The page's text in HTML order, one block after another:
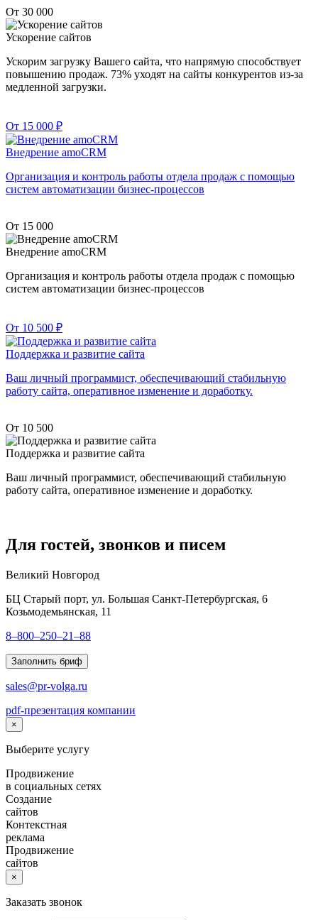
От 30 000
Ускорение сайтов
Ускорим загрузку Вашего сайта, что напрямую способствует
повышению продаж. 73% уходят на сайты конкурентов из-за
медленной загрузки.
От 15 000 ₽
Внедрение amoCRM
Организация и контроль работы отдела продаж с помощью
систем автоматизации бизнес-процессов
От 15 000
Внедрение amoCRM
Организация и контроль работы отдела продаж с помощью
систем автоматизации бизнес-процессов
От 10 500 ₽
Поддержка и развитие сайта
Ваш личный программист, обеспечивающий стабильную
работу сайта, оперативное изменение и доработку.
От 10 500
Поддержка и развитие сайта
Ваш личный программист, обеспечивающий стабильную
работу сайта, оперативное изменение и доработку.
Для гостей, звонков и писем
Великий Новгород
БЦ Старый порт, ул. Большая Санкт-Петербургская, 6
Козьмодемьянская, 11
8–800–250–21–88
Заполнить бриф
sales@pr-volga.ru
pdf-презентация компании
×
Выберите услугу
Продвижение
в социальных сетях
Создание
сайтов
Контекстная
реклама
Продвижение
сайтов
×
Заказать звонок